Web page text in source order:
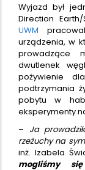
Wyjazd był
Direction
UWM
urządzenia, w
prowadzące
dwutlenek
pożywienie
podtrzymania
pobytu w
eksperymenty
– Ja
rzeżuchy na
inż. Izabela
mogliśmy